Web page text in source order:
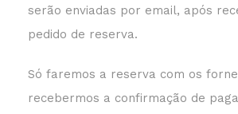
serão enviadas por email, após
pedido de reserva.
Só faremos a reserva com os
recebermos a confirmação de